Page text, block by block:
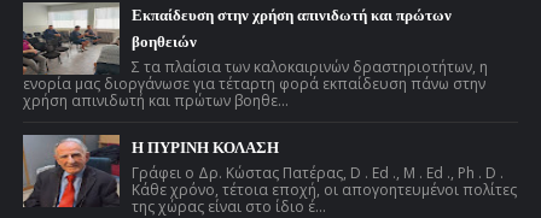
Εκπαίδευση στην χρήση απινιδωτή και πρώτων
βοηθειών
Σ τα πλαίσια των καλοκαιρινών δραστηριοτήτων, η
ενορία μας διοργάνωσε για τέταρτη φορά εκπαίδευση πάνω στην
χρήση απινιδωτή και πρώτων βοηθε...
Η ΠΥΡΙΝΗ ΚΟΛΑΣΗ
Γράφει ο Δρ. Κώστας Πατέρας, D . Ed ., M . Ed ., Ph . D .
Κάθε χρόνο, τέτοια εποχή, οι απογοητευμένοι πολίτες
της χώρας είναι στο ίδιο έ...